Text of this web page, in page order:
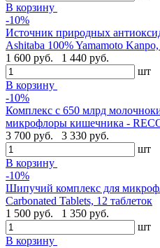
В корзину
-10%
Источник природных
Ashitaba 100% Yamamoto
1 600 руб.
1 440 руб.
шт
В корзину
-10%
Комплекс с 650 млрд
микрофлоры кишечника -
3 700 руб.
3 330 руб.
шт
В корзину
-10%
Шипучий комплекс для
Carbonated Tablets, 12 таблеток
1 500 руб.
1 350 руб.
шт
В корзину